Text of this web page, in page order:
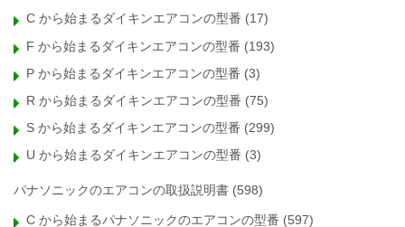
C から始まるダイキンエアコンの型番 (17)
F から始まるダイキンエアコンの型番 (193)
P から始まるダイキンエアコンの型番 (3)
R から始まるダイキンエアコンの型番 (75)
S から始まるダイキンエアコンの型番 (299)
U から始まるダイキンエアコンの型番 (3)
パナソニックのエアコンの取扱説明書 (598)
C から始まるパナソニックのエアコンの型番 (597)